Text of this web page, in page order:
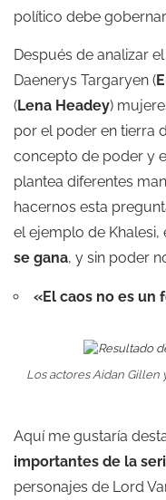
político debe gobernar.
Después de analizar
Daenerys Targaryen (
(Lena Headey)
por el poder en tierra
concepto de poder y
plantea diferentes
hacernos esta
el ejemplo de
se gana, y sin poder
«El caos no es un
Los actores Aidan Gillen
Aquí me gustaría
importantes de la
personajes de Lord